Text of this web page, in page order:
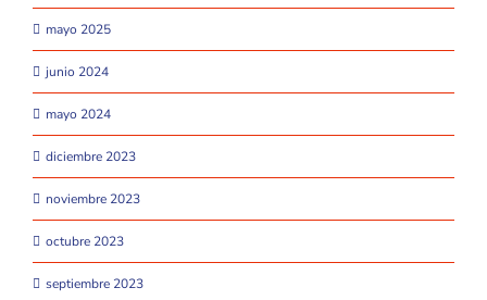
mayo 2025
junio 2024
mayo 2024
diciembre 2023
noviembre 2023
octubre 2023
septiembre 2023